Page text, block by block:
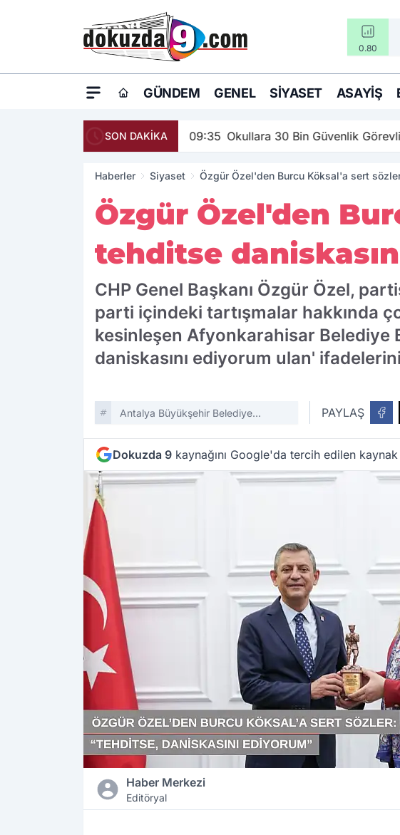
0.80
GÜNDEM GENEL SIYASET ASAYIŞ
SON DAKİKA 09:35 Okullara 30 Bin Güvenlik
Haberler Siyaset Özgür Özel'den Burcu Köksal'a sert
Özgür Özel'den
tehditse
CHP Genel Başkanı Özgür Özel,
parti içindeki tartışmalar hakkında
kesinleşen Afyonkarahisar Belediye
daniskasını ediyorum ulan'
Antalya Büyükşehir Belediye
PAYLAŞ
Dokuzda 9 kaynağını Google'da tercih edilen
Haber Merkezi
Editöryal